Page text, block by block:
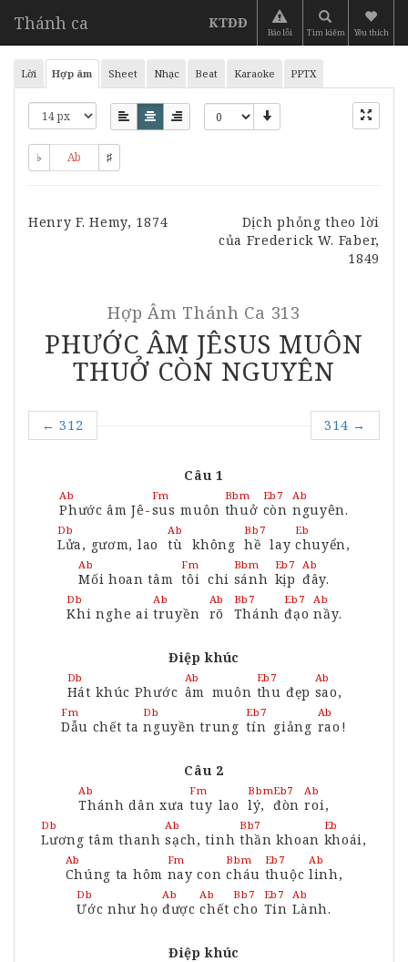
Thánh ca KTĐĐ
Báo lỗi Tìm kiếm Yêu thích
Lời Hợp âm Sheet Nhạc Beat Karaoke PPTX
♭ Ab ♯
Henry F. Hemy, 1874
Dịch phỏng theo lời
của Frederick W. Faber,
1849
Hợp Âm Thánh Ca 313
PHƯỚC ÂM JÊSUS MUÔN
THUỞ CÒN NGUYÊN
← 312 314 →
Câu 1
Ab
Phước âm Jê-
Fm
sus muôn
Bbm
thuở
Eb7
còn
Ab
nguyên.
Db
Lửa, gươm, lao
Ab
tù không
Bb7
hề lay
Eb
chuyển,
Ab
Mối hoan tâm
Fm
tôi chi
Bbm
sánh
Eb7
kịp
Ab
đây.
Db
Khi nghe ai
Ab
truyền
Ab
rõ
Bb7
Thánh
Eb7
đạo
Ab
nầy.
Điệp khúc
Db
Hát khúc Phước
Ab
âm muôn
Eb7
thu đẹp
Ab
sao,
Fm
Dẫu chết ta
Db
nguyền trung
Eb7
tín giảng
Ab
rao !
Câu 2
Ab
Thánh dân xưa
Fm
tuy lao
Bbm
lý,
Eb7
đòn
Ab
roi,
Db
Lương tâm thanh
Ab
sạch, tinh
Bb7
thần khoan
Eb
khoái,
Ab
Chúng ta hôm
Fm
nay con
Bbm
cháu
Eb7
thuộc
Ab
linh,
Db
Ước như họ
Ab
được
Ab
chết
Bb7
cho
Eb7
Tin
Ab
Lành.
Điệp khúc